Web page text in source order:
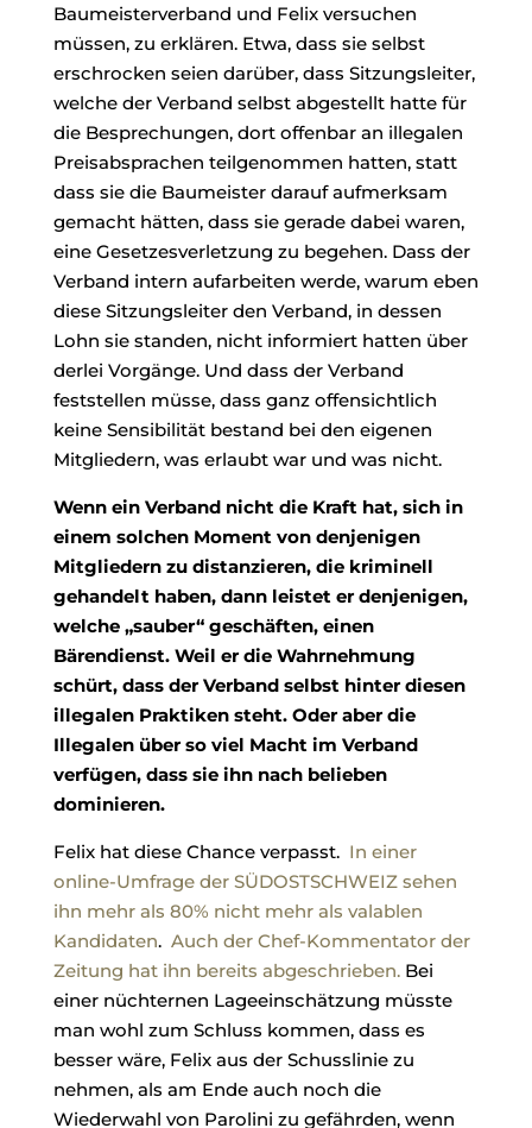
Baumeisterverband und Felix versuchen
müssen, zu erklären. Etwa, dass sie selbst
erschrocken seien darüber, dass Sitzungsleiter,
welche der Verband selbst abgestellt hatte für
die Besprechungen, dort offenbar an illegalen
Preisabsprachen teilgenommen hatten, statt
dass sie die Baumeister darauf aufmerksam
gemacht hätten, dass sie gerade dabei waren,
eine Gesetzesverletzung zu begehen. Dass der
Verband intern aufarbeiten werde, warum eben
diese Sitzungsleiter den Verband, in dessen
Lohn sie standen, nicht informiert hatten über
derlei Vorgänge. Und dass der Verband
feststellen müsse, dass ganz offensichtlich
keine Sensibilität bestand bei den eigenen
Mitgliedern, was erlaubt war und was nicht.
Wenn ein Verband nicht die Kraft hat, sich in
einem solchen Moment von denjenigen
Mitgliedern zu distanzieren, die kriminell
gehandelt haben, dann leistet er denjenigen,
welche „sauber“ geschäften, einen
Bärendienst. Weil er die Wahrnehmung
schürt, dass der Verband selbst hinter diesen
illegalen Praktiken steht. Oder aber die
Illegalen über so viel Macht im Verband
verfügen, dass sie ihn nach belieben
dominieren.
Felix hat diese Chance verpasst. In einer
online-Umfrage der SÜDOSTSCHWEIZ sehen
ihn mehr als 80% nicht mehr als valablen
Kandidaten. Auch der Chef-Kommentator der
Zeitung hat ihn bereits abgeschrieben.Bei
einer nüchternen Lageeinschätzung müsste
man wohl zum Schluss kommen, dass es
besser wäre, Felix aus der Schusslinie zu
nehmen, als am Ende auch noch die
Wiederwahl von Parolini zu gefährden, wenn